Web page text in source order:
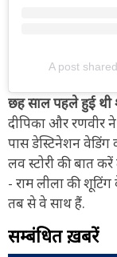
A post
छह साल पहले हुई थी
दीपिका और रणवीर
पास डेस्टिनेशन
लव स्टोरी की बात
- राम लीला की
तब से वे साथ हैं.
सम्बंधित ख़बरें